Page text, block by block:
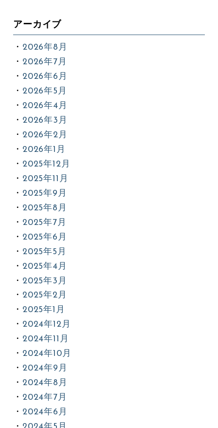
アーカイブ
2026年8月
2026年7月
2026年6月
2026年5月
2026年4月
2026年3月
2026年2月
2026年1月
2025年12月
2025年11月
2025年9月
2025年8月
2025年7月
2025年6月
2025年5月
2025年4月
2025年3月
2025年2月
2025年1月
2024年12月
2024年11月
2024年10月
2024年9月
2024年8月
2024年7月
2024年6月